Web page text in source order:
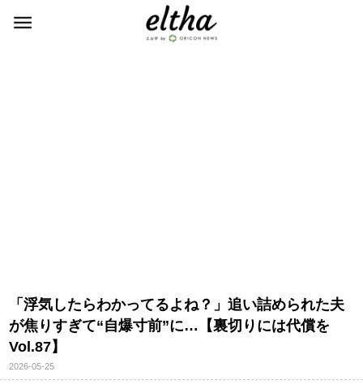
「浮気したらわかってるよね？」追い詰められた夫
が焦りすぎて“自爆寸前”に…【裏切りには代償を
Vol.87】
2026-05-25